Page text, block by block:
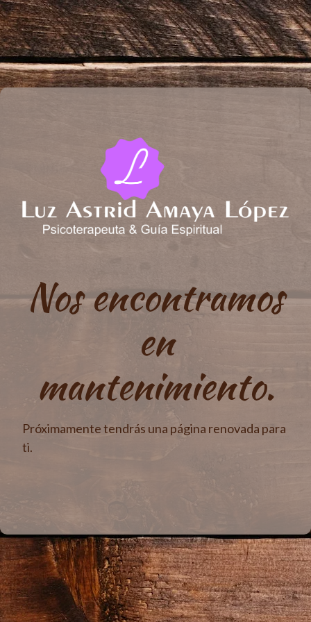
Nos encontramos
en
mantenimiento.
Próximamente tendrás una página renovada para
ti.